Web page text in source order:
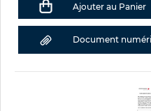
Ajouter au Panier
Document